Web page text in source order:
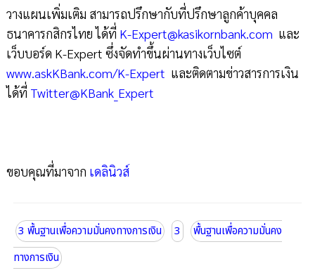
วางแผนเพิ่มเติม สามารถปรึกษากับที่ปรึกษาลูกค้าบุคคล
ธนาคารกสิกรไทย ได้ที่ K-Expert@kasikornbank.com และ
เว็บบอร์ด K-Expert ซึ่งจัดทำขึ้นผ่านทางเว็บไซต์
www.askKBank.com/K-Expert และติดตามข่าวสารการเงิน
ได้ที่ Twitter@KBank_Expert
ขอบคุณที่มาจาก เดลินิวส์
3 พื้นฐานเพื่อความมั่นคงทางการเงิน 3
พื้นฐานเพื่อความมั่นคง
ทางการเงิน